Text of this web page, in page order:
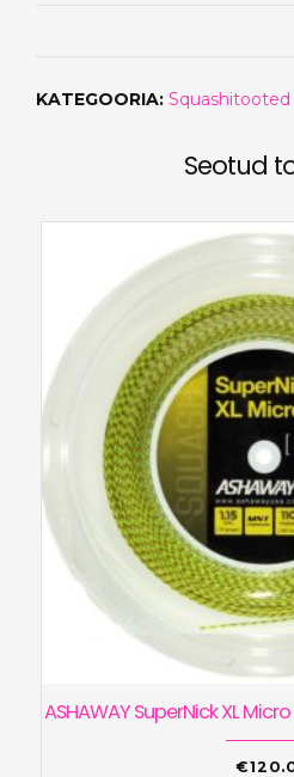
KATEGOORIA: Squashitooted
Seotud
ASHAWAY SuperNick XL
€